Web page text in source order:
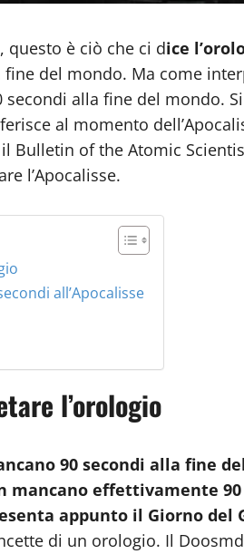
, questo è ciò che ci dice
del mondo. Ma come
alla fine del mondo.
al momento
Bulletin of the Atomic
l’Apocalisse.
all’Apocalisse
l’orologio
90 secondi alla fine
mancano effettivamente 90
appunto il Giorno del
di un orologio. Il